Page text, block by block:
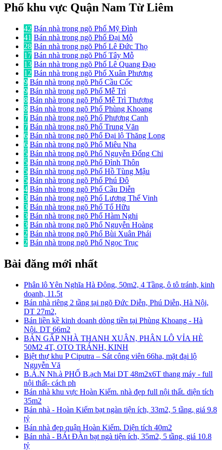
Phố khu vực Quận Nam Từ Liêm
42 Bán nhà trong ngõ Phố Mỹ Đình
41 Bán nhà trong ngõ Phố Đại Mỗ
28 Bán nhà trong ngõ Phố Lê Đức Thọ
17 Bán nhà trong ngõ Phố Tây Mỗ
13 Bán nhà trong ngõ Phố Lê Quang Đạo
12 Bán nhà trong ngõ Phố Xuân Phương
9 Bán nhà trong ngõ Phố Cầu Cốc
9 Bán nhà trong ngõ Phố Mễ Trì
8 Bán nhà trong ngõ Phố Mễ Trì Thượng
8 Bán nhà trong ngõ Phố Phùng Khoang
7 Bán nhà trong ngõ Phố Phương Canh
7 Bán nhà trong ngõ Phố Trung Văn
6 Bán nhà trong ngõ Phố Đại lộ Thăng Long
6 Bán nhà trong ngõ Phố Miêu Nha
5 Bán nhà trong ngõ Phố Nguyễn Đổng Chi
5 Bán nhà trong ngõ Phố Đình Thôn
5 Bán nhà trong ngõ Phố Hồ Tùng Mậu
5 Bán nhà trong ngõ Phố Phú Đô
4 Bán nhà trong ngõ Phố Cầu Diễn
3 Bán nhà trong ngõ Phố Lương Thế Vinh
3 Bán nhà trong ngõ Phố Tố Hữu
3 Bán nhà trong ngõ Phố Hàm Nghi
3 Bán nhà trong ngõ Phố Nguyễn Hoàng
2 Bán nhà trong ngõ Phố Bùi Xuân Phái
2 Bán nhà trong ngõ Phố Ngọc Trục
Bài đăng mới nhất
Phân lô Yên Nghĩa Hà Đông, 50m2, 4 Tầng, ô tô tránh, kinh
doanh, 11.5t
Bán nhà riêng 2 tầng tại ngõ Đức Diễn, Phú Diễn, Hà Nội,
DT 27m2,
Bán liền kề kinh doanh dòng tiền tại Phùng Khoang - Hà
Nội. DT 66m2
BÁN GẤP NHÀ THANH XUÂN, PHÂN LÔ VỈA HÈ
50M2 4T, OTO TRÁNH, KINH
Biệt thự khu P Ciputra – Sát công viên 66ha, mặt đại lộ
Nguyễn Vă
B.Á.N Nh.à PHỐ B.ạch Mai DT 48m2x6T thang máy - full
nội thất- cách ph
Bán nhà khu vực Hoàn Kiếm. nhà đẹp full nội thất. diện tích
35m2
Bán nhà - Hoàn Kiếm bạt ngàn tiện ích, 33m2, 5 tầng, giá 9.8
tỷ
Bán nhà đẹp quận Hoàn Kiếm. Diện tích 40m2
Bán nhà - BÁt ĐÀn bạt ngà tiện ích, 35m2, 5 tầng, giá 10.8
tỷ